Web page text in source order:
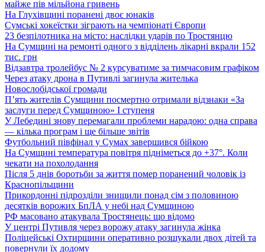
майже пів мільйона гривень
На Глухівщині поранені двоє юнаків
Сумські хокеїстки зіграють на чемпіонаті Європи
23 безпілотника на місто: наслідки ударів по Тростянцю
На Сумщині на ремонті одного з відділень лікарні вкрали 152
тис. грн
Відзавтра тролейбус № 2 курсуватиме за тимчасовим графіком
Через атаку дрона в Путивлі загинула жителька
Новослобідської громади
П’ять жителів Сумщини посмертно отримали відзнаки «За
заслуги перед Сумщиною» І ступеня
У Лебедині знову перемагали проблеми нарадою: одна справа
— кілька програм і ще більше звітів
Футбольний півфінал у Сумах завершився бійкою
На Сумщині температура повітря підніметься до +37°. Коли
чекати на похолодання
Після 5 днів боротьби за життя помер поранений чоловік із
Краснопільщини
Прикордонні підрозділи знищили понад сім з половиною
десятків ворожих БпЛА у небі над Сумщиною
РФ масовано атакувала Тростянець: що відомо
У центрі Путивля через ворожу атаку загинула жінка
Поліцейські Охтирщини оперативно розшукали двох дітей та
повернули їх додому